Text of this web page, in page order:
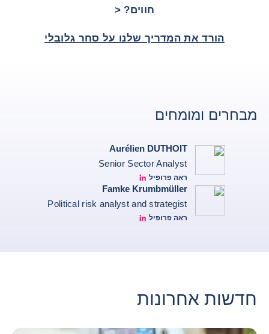
חווים? <
הורד את המדריך שלנו על סחר גלובלי
מבחרים ומומחים
Aurélien DUTHOIT
Senior Sector Analyst
ראה פרופיל
Aurélien Duthoit Linkedin profile
Famke Krumbmüller
Political risk analyst and strategist
ראה פרופיל
Famke Krumbmüller Linkedin
חדשות אחרונות